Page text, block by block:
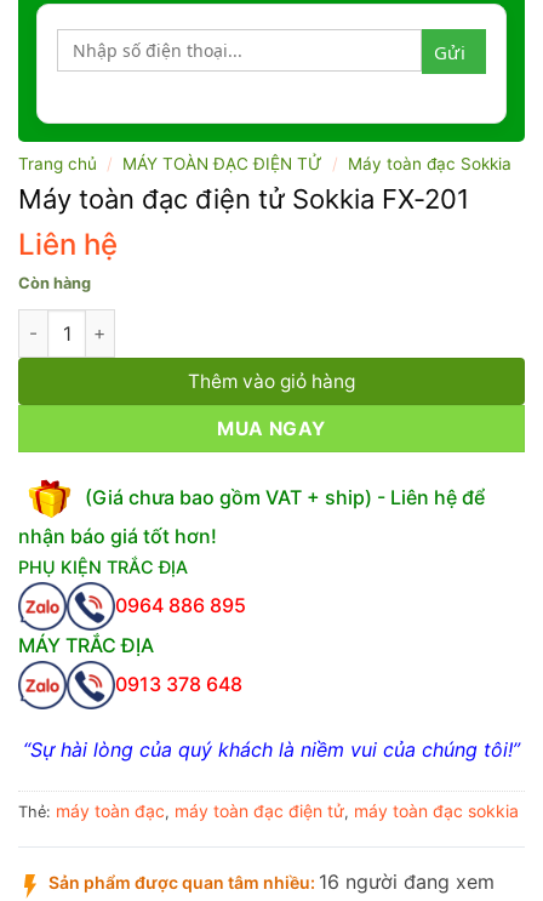
Trang chủ / MÁY TOÀN ĐẠC ĐIỆN TỬ / Máy toàn đạc Sokkia
Máy toàn đạc điện tử Sokkia FX-201
Liên hệ
Còn hàng
Máy toàn đạc điện tử Sokkia FX-201 số lượng
Thêm vào giỏ hàng
MUA NGAY
(Giá chưa bao gồm VAT + ship) - Liên hệ để
nhận báo giá tốt hơn!
PHỤ KIỆN TRẮC ĐỊA
0964 886 895
MÁY TRẮC ĐỊA
0913 378 648
“Sự hài lòng của quý khách là niềm vui của chúng tôi!”
Thẻ: máy toàn đạc, máy toàn đạc điện tử, máy toàn đạc sokkia
Sản phẩm được quan tâm nhiều: 16 người đang xem